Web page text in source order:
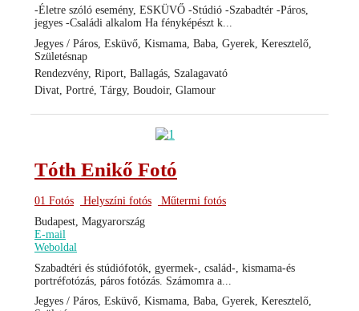
-Életre szóló esemény, ESKÜVŐ -Stúdió -Szabadtér -Páros,
jegyes -Családi alkalom Ha fényképészt k...
Jegyes / Páros, Esküvő, Kismama, Baba, Gyerek, Keresztelő,
Születésnap
Rendezvény, Riport, Ballagás, Szalagavató
Divat, Portré, Tárgy, Boudoir, Glamour
Tóth Enikő Fotó
01 Fotós Helyszíni fotós
Műtermi fotós
Budapest, Magyarország
E-mail
Weboldal
Szabadtéri és stúdiófotók, gyermek-, család-, kismama-és
portréfotózás, páros fotózás. Számomra a...
Jegyes / Páros, Esküvő, Kismama, Baba, Gyerek, Keresztelő,